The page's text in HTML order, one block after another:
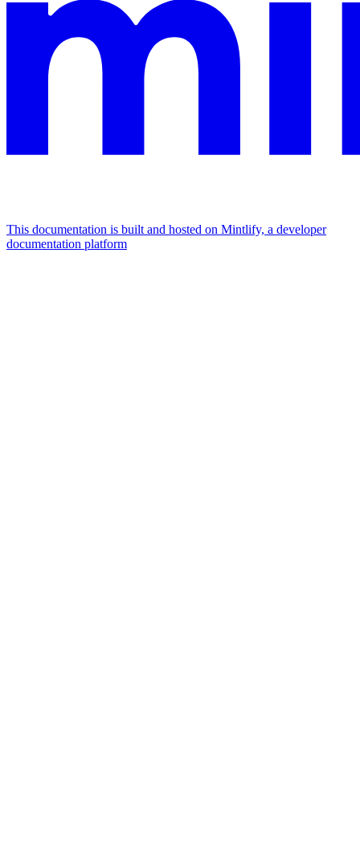
This documentation is built and hosted on Mintlify, a developer
documentation platform